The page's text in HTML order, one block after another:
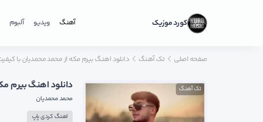
کورد موزیک آهنگ ویدیو آلبوم
صفحه اصلی تک آهنگ دانلود اهنگ بیرم مکه از محمد محمدیان با کیفیت
تک آهنگ دانلود اهنگ بیرم
محمد محمدیان
اهنگ کردی پاپ